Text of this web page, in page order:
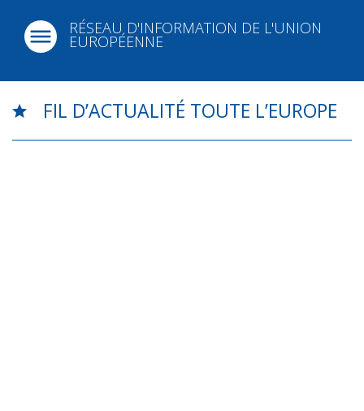
RÉSEAU D'INFORMATION DE L'UNION
EUROPÉENNE
FIL D’ACTUALITÉ TOUTE L’EUROPE